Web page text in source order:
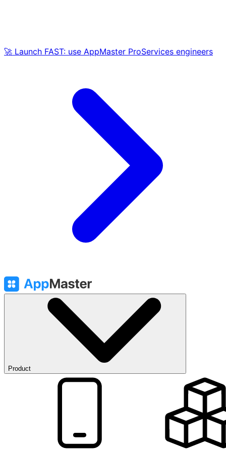
🚀 Launch FAST: use AppMaster ProServices engineers
Product